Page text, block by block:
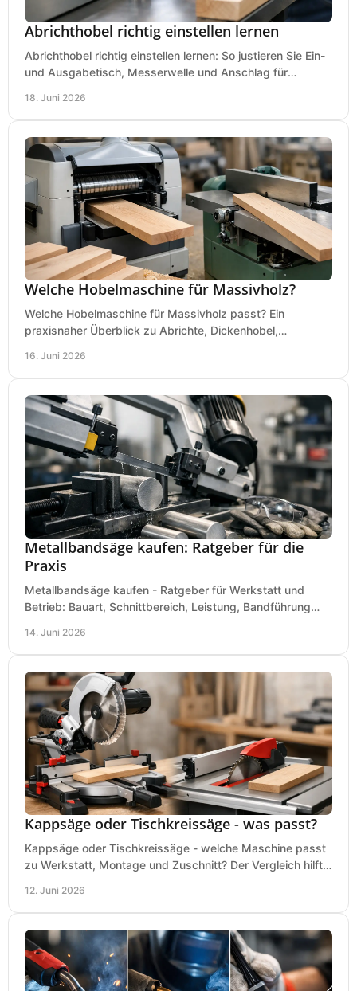
Abrichthobel richtig einstellen lernen
Abrichthobel richtig einstellen lernen: So justieren Sie Ein-
und Ausgabetisch, Messerwelle und Anschlag für
18. Juni 2026
Welche Hobelmaschine für Massivholz?
Welche Hobelmaschine für Massivholz passt? Ein
praxisnaher Überblick zu Abrichte, Dickenhobel,
16. Juni 2026
Metallbandsäge kaufen: Ratgeber für die
Praxis
Metallbandsäge kaufen - Ratgeber für Werkstatt und
Betrieb: Bauart, Schnittbereich, Leistung, Bandführung
14. Juni 2026
Kappsäge oder Tischkreissäge - was passt?
Kappsäge oder Tischkreissäge - welche Maschine passt
zu Werkstatt, Montage und Zuschnitt? Der Vergleich hilft
12. Juni 2026